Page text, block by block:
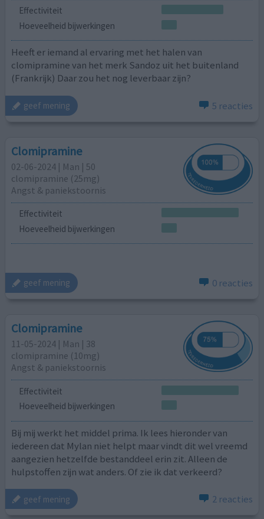
Effectiviteit
Hoeveelheid bijwerkingen
Heeft er iemand al ervaring met het halen van
clomipramine van het merk Sandoz uit het buitenland
(Frankrijk) Daar zou het nog leverbaar zijn?
geef mening 5 reacties
Clomipramine
02-06-2024 | Man | 50
clomipramine (25mg)
Angst & paniekstoornis
Effectiviteit
Hoeveelheid bijwerkingen
geef mening 0 reacties
Clomipramine
11-05-2024 | Man | 38
clomipramine (10mg)
Angst & paniekstoornis
Effectiviteit
Hoeveelheid bijwerkingen
Bij mij werkt het middel prima. Ik lees hieronder van
iedereen dat Mylan niet helpt maar vindt dit wel vreemd
aangezien hetzelfde bestanddeel erin zit. Alleen de
hulpstoffen zijn wat anders. Of zie ik dat verkeerd?
geef mening 2 reacties